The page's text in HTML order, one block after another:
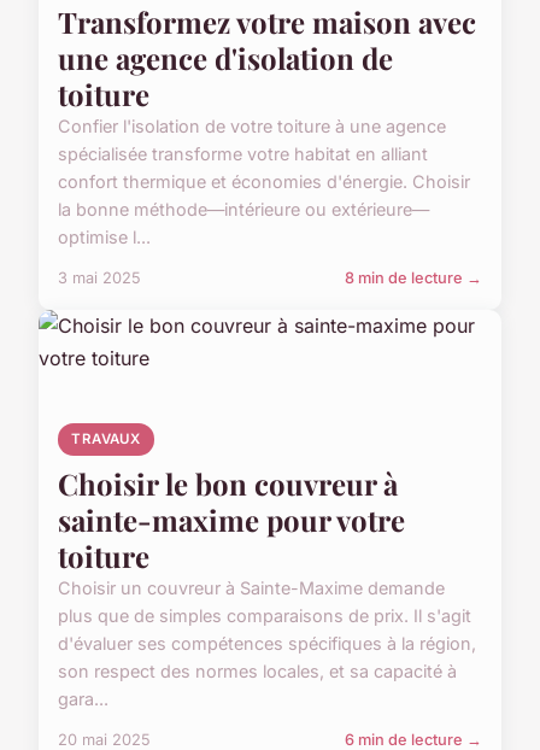
Transformez votre maison avec
une agence d'isolation de
toiture
Confier l'isolation de votre toiture à une agence
spécialisée transforme votre habitat en alliant
confort thermique et économies d'énergie. Choisir
la bonne méthode—intérieure ou extérieure—
optimise l...
3 mai 2025 8 min de lecture →
TRAVAUX
Choisir le bon couvreur à
sainte-maxime pour votre
toiture
Choisir un couvreur à Sainte-Maxime demande
plus que de simples comparaisons de prix. Il s'agit
d'évaluer ses compétences spécifiques à la région,
son respect des normes locales, et sa capacité à
gara...
20 mai 2025 6 min de lecture →